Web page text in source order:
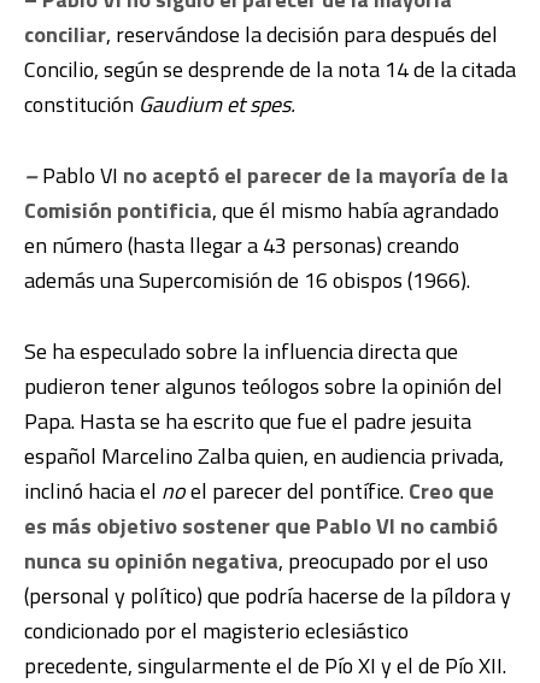
conciliar, reservándose la decisión para después del
Concilio, según se desprende de la nota 14 de la citada
constitución Gaudium et spes.
–Pablo VI no aceptó el parecer de la mayoría de la
Comisión pontificia, que él mismo había agrandado
en número (hasta llegar a 43 personas) creando
además una Supercomisión de 16 obispos (1966).
Se ha especulado sobre la influencia directa que
pudieron tener algunos teólogos sobre la opinión del
Papa. Hasta se ha escrito que fue el padre jesuita
español Marcelino Zalba quien, en audiencia privada,
inclinó hacia el noel parecer del pontífice.Creo que
es más objetivo sostener que Pablo VI no cambió
nunca su opinión negativa, preocupado por el uso
(personal y político) que podría hacerse de la píldora y
condicionado por el magisterio eclesiástico
precedente, singularmente el de Pío XI y el de Pío XII.